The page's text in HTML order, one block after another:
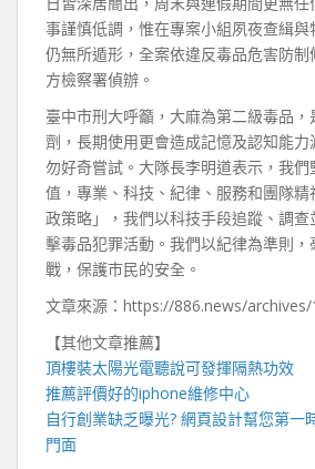
事謹慎低調，惟在專案小組夙夜查緝
仍無所遁形，全案依違反毒品危害防
方檢察署偵辦。
臺中市刑大呼籲，大麻為第二級毒品
劑，長期使用更會造成記憶及認知能
勿好奇嘗試。大隊長李明道表示，我
值，專業、科技、紀律、服務和團隊
政策略」，我們以科技手段追蹤、調
擊毒品犯罪活動。我們以紀律為準則
戰，保護市民的安全。
文章來源：https://886.news/
【其他文章推薦】
頂樓裝太陽光電聽說可發揮隔熱功效
推薦評價好的iphone維修中心
自行創業缺乏曝光? 網頁設計幫您第一
門面